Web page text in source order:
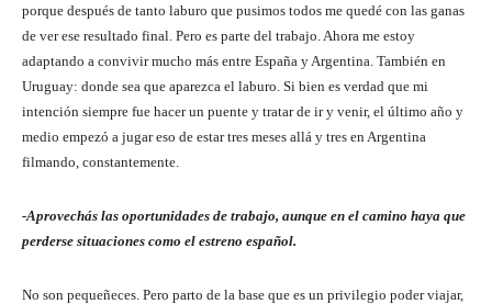
porque después de tanto laburo que pusimos todos me quedé con las ganas
de ver ese resultado final. Pero es parte del trabajo. Ahora me estoy
adaptando a convivir mucho más entre España y Argentina. También en
Uruguay: donde sea que aparezca el laburo. Si bien es verdad que mi
intención siempre fue hacer un puente y tratar de ir y venir, el último año y
medio empezó a jugar eso de estar tres meses allá y tres en Argentina
filmando, constantemente.
-Aprovechás las oportunidades de trabajo, aunque en el camino haya que
perderse situaciones como el estreno español.
No son pequeñeces. Pero parto de la base que es un privilegio poder viajar,